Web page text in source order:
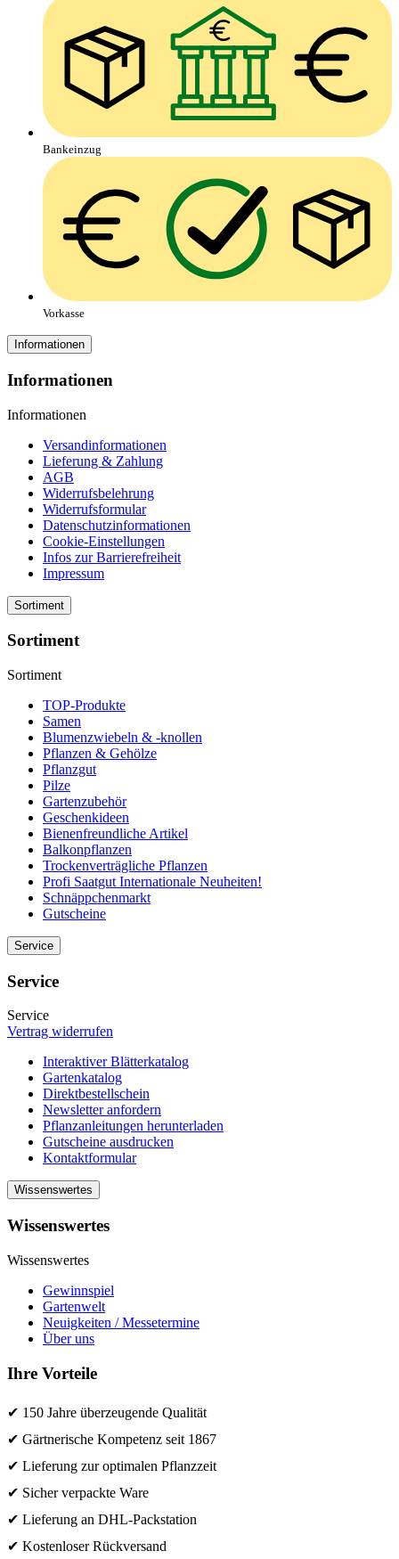
Bankeinzug
Vorkasse
Informationen
Informationen
Informationen
Versandinformationen
Lieferung & Zahlung
AGB
Widerrufsbelehrung
Widerrufsformular
Datenschutzinformationen
Cookie-Einstellungen
Infos zur Barrierefreiheit
Impressum
Sortiment
Sortiment
Sortiment
TOP-Produkte
Samen
Blumenzwiebeln & -knollen
Pflanzen & Gehölze
Pflanzgut
Pilze
Gartenzubehör
Geschenkideen
Bienenfreundliche Artikel
Balkonpflanzen
Trockenverträgliche Pflanzen
Profi Saatgut Internationale Neuheiten!
Schnäppchenmarkt
Gutscheine
Service
Service
Service
Vertrag widerrufen
Interaktiver Blätterkatalog
Gartenkatalog
Direktbestellschein
Newsletter anfordern
Pflanzanleitungen herunterladen
Gutscheine ausdrucken
Kontaktformular
Wissenswertes
Wissenswertes
Wissenswertes
Gewinnspiel
Gartenwelt
Neuigkeiten / Messetermine
Über uns
Ihre Vorteile
✔ 150 Jahre überzeugende Qualität
✔ Gärtnerische Kompetenz seit 1867
✔ Lieferung zur optimalen Pflanzzeit
✔ Sicher verpackte Ware
✔ Lieferung an DHL-Packstation
✔ Kostenloser Rückversand